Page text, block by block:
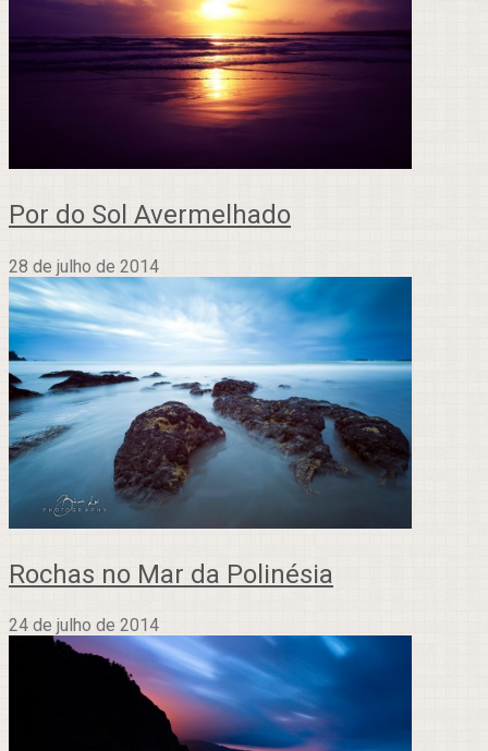
Por do Sol Avermelhado
28 de julho de 2014
Rochas no Mar da Polinésia
24 de julho de 2014